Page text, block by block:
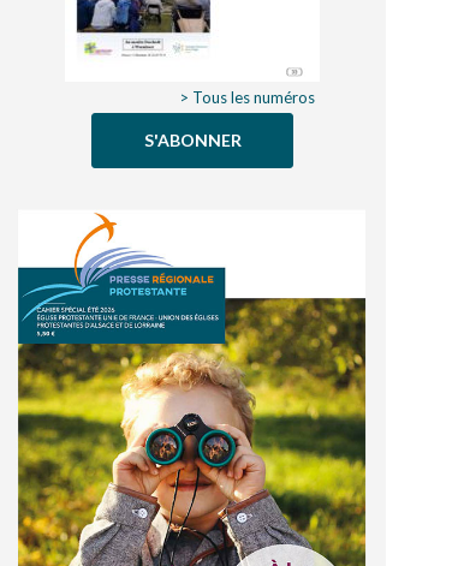
> Tous les numéros
S'ABONNER